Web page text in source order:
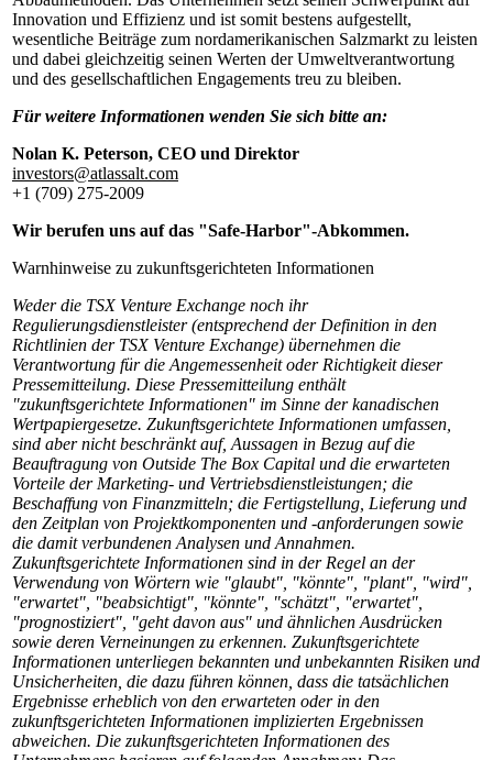
Innovation und Effizienz und ist somit bestens aufgestellt,
wesentliche Beiträge zum nordamerikanischen Salzmarkt zu leisten
und dabei gleichzeitig seinen Werten der Umweltverantwortung
und des gesellschaftlichen Engagements treu zu bleiben.
Für weitere Informationen wenden Sie sich bitte an:
Nolan K. Peterson, CEO und Direktor
investors@atlassalt.com
+1 (709) 275-2009
Wir berufen uns auf das "Safe-Harbor"-Abkommen.
Warnhinweise zu zukunftsgerichteten Informationen
Weder die TSX Venture Exchange noch ihr
Regulierungsdienstleister (entsprechend der Definition in den
Richtlinien der TSX Venture Exchange) übernehmen die
Verantwortung für die Angemessenheit oder Richtigkeit dieser
Pressemitteilung. Diese Pressemitteilung enthält
"zukunftsgerichtete Informationen" im Sinne der kanadischen
Wertpapiergesetze. Zukunftsgerichtete Informationen umfassen,
sind aber nicht beschränkt auf, Aussagen in Bezug auf die
Beauftragung von Outside The Box Capital und die erwarteten
Vorteile der Marketing- und Vertriebsdienstleistungen; die
Beschaffung von Finanzmitteln; die Fertigstellung, Lieferung und
den Zeitplan von Projektkomponenten und -anforderungen sowie
die damit verbundenen Analysen und Annahmen.
Zukunftsgerichtete Informationen sind in der Regel an der
Verwendung von Wörtern wie "glaubt", "könnte", "plant", "wird",
"erwartet", "beabsichtigt", "könnte", "schätzt", "erwartet",
"prognostiziert", "geht davon aus" und ähnlichen Ausdrücken
sowie deren Verneinungen zu erkennen. Zukunftsgerichtete
Informationen unterliegen bekannten und unbekannten Risiken und
Unsicherheiten, die dazu führen können, dass die tatsächlichen
Ergebnisse erheblich von den erwarteten oder in den
zukunftsgerichteten Informationen implizierten Ergebnissen
abweichen. Die zukunftsgerichteten Informationen des